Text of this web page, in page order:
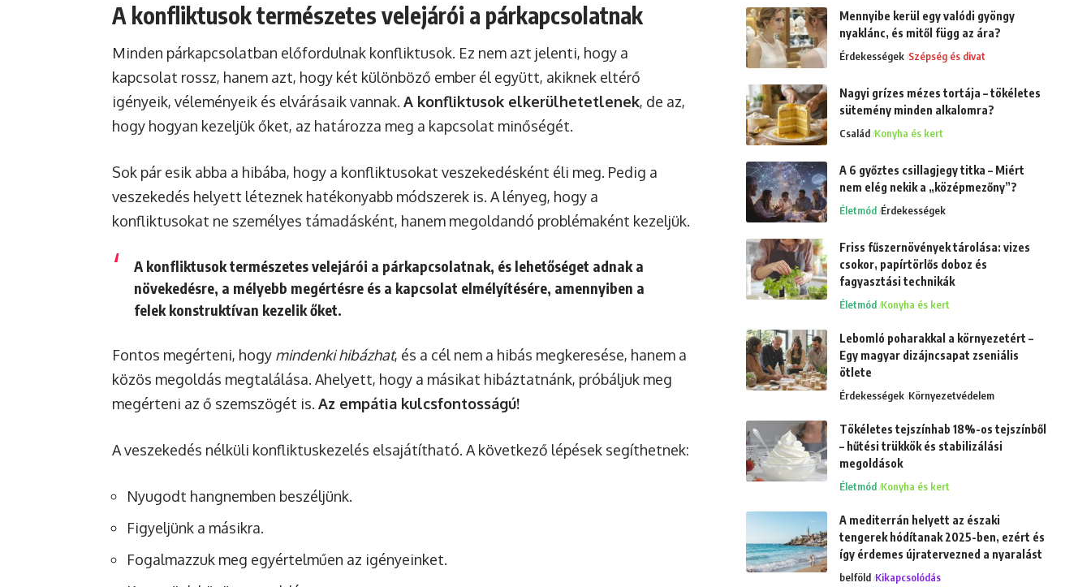
A konfliktusok természetes velejárói a párkapcsolatnak
Minden párkapcsolatban előfordulnak konfliktusok. Ez nem azt jelenti, hogy a
kapcsolat rossz, hanem azt, hogy két különböző ember él együtt, akiknek eltérő
igényeik, véleményeik és elvárásaik vannak. A konfliktusok elkerülhetetlenek, de az,
hogy hogyan kezeljük őket, az határozza meg a kapcsolat minőségét.
Sok pár esik abba a hibába, hogy a konfliktusokat veszekedésként éli meg. Pedig a
veszekedés helyett léteznek hatékonyabb módszerek is. A lényeg, hogy a
konfliktusokat ne személyes támadásként, hanem megoldandó problémaként kezeljük.
A konfliktusok természetes velejárói a párkapcsolatnak, és lehetőséget adnak a
növekedésre, a mélyebb megértésre és a kapcsolat elmélyítésére, amennyiben a
felek konstruktívan kezelik őket.
Fontos megérteni, hogy mindenki hibázhat, és a cél nem a hibás megkeresése, hanem a
közös megoldás megtalálása. Ahelyett, hogy a másikat hibáztatnánk, próbáljuk meg
megérteni az ő szemszögét is. Az empátia kulcsfontosságú!
A veszekedés nélküli konfliktuskezelés elsajátítható. A következő lépések segíthetnek:
Nyugodt hangnemben beszéljünk.
Figyeljünk a másikra.
Fogalmazzuk meg egyértelműen az igényeinket.
Mennyibe kerül egy valódi gyöngy
nyaklánc, és mitől függ az ára?
Érdekességek Szépség és divat
Nagyi grízes mézes tortája – tökéletes
sütemény minden alkalomra?
Család Konyha és kert
A 6 győztes csillagjegy titka – Miért
nem elég nekik a „középmezőny”?
Életmód Érdekességek
Friss fűszernövények tárolása: vizes
csokor, papírtörlős doboz és
fagyasztási technikák
Életmód Konyha és kert
Lebomló poharakkal a környezetért –
Egy magyar dizájncsapat zseniális
ötlete
Érdekességek Környezetvédelem
Tökéletes tejszínhab 18%-os tejszínből
– hűtési trükkök és stabilizálási
megoldások
Életmód Konyha és kert
A mediterrán helyett az északi
tengerek hódítanak 2025-ben, ezért és
így érdemes újratervezned a nyaralást
belföld Kikapcsolódás